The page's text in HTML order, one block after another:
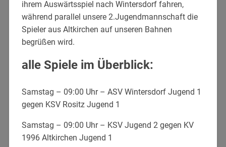
ihrem Auswärtsspiel nach Wintersdorf fahren,
während parallel unsere 2.Jugendmannschaft die
Spieler aus Altkirchen auf unseren Bahnen
begrüßen wird.
alle Spiele im Überblick:
Samstag – 09:00 Uhr – ASV Wintersdorf Jugend 1
gegen KSV Rositz Jugend 1
Samstag – 09:00 Uhr – KSV Jugend 2 gegen KV
1996 Altkirchen Jugend 1